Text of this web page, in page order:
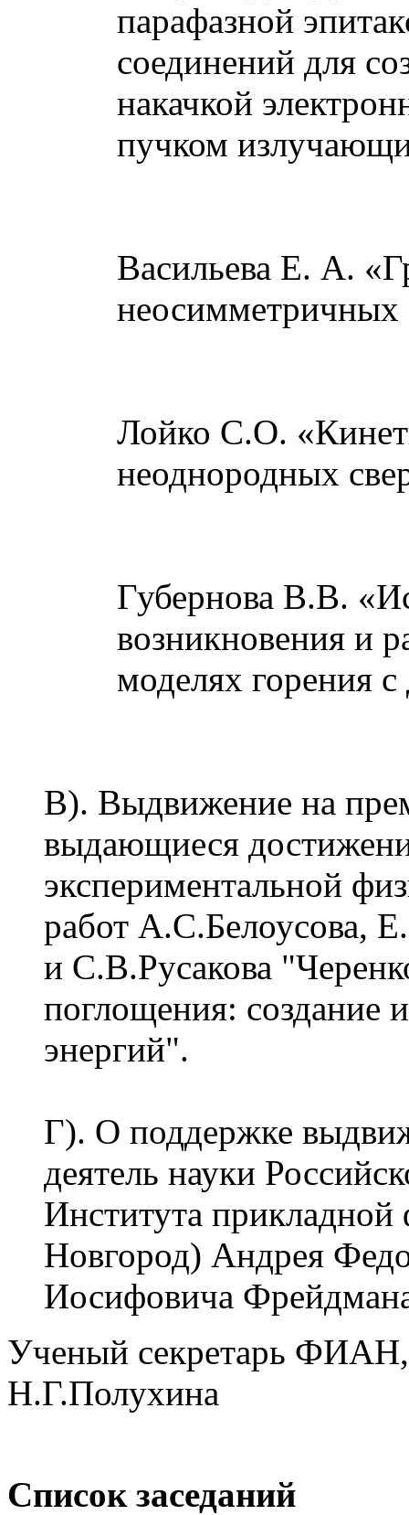
парафазной
соединений для
накачкой
пучком
Васильева Е. А.
неосимметричных
Лойко С.О.
неоднородных
Губернова В.В.
возникновения и
моделях горения
В). Выдвижение на
выдающиеся
экспериментальной
работ А.С.Белоусова,
и С.В.Русакова
поглощения: создание
энергий".
Г). О поддержке
деятель науки
Института
Новгород) Андрея
Иосифовича
Ученый секретарь
Н.Г.Полухина
Список заседаний